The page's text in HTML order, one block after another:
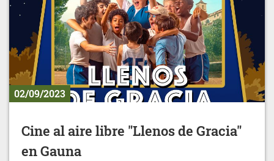
02/09/2023
Cine al aire libre "Llenos de Gracia"
en Gauna